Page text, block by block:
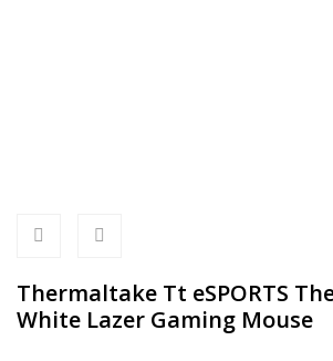
Thermaltake Tt eSPORTS
White Lazer Gaming Mouse